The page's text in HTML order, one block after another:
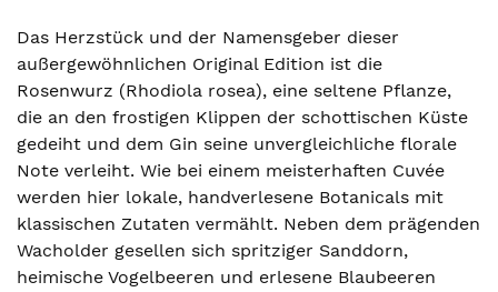
Das Herzstück und der Namensgeber dieser
außergewöhnlichen Original Edition ist die
Rosenwurz (Rhodiola rosea), eine seltene Pflanze,
die an den frostigen Klippen der schottischen Küste
gedeiht und dem Gin seine unvergleichliche florale
Note verleiht. Wie bei einem meisterhaften Cuvée
werden hier lokale, handverlesene Botanicals mit
klassischen Zutaten vermählt. Neben dem prägenden
Wacholder gesellen sich spritziger Sanddorn,
heimische Vogelbeeren und erlesene Blaubeeren